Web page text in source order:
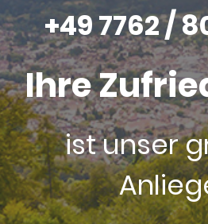
+49 7762 /
Ihre
ist unser